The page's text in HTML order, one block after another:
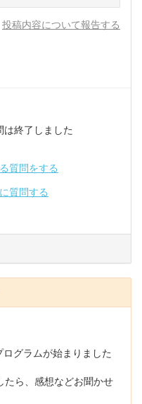
投稿内容について報告する
は終了しました
質問をする
質問する
グラムが始まりました
たら、感想などお聞かせ